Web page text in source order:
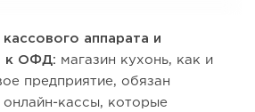
аппарата и
к ОФД: магазин кухонь, как и
предприятие, обязан
онлайн-кассы, которые